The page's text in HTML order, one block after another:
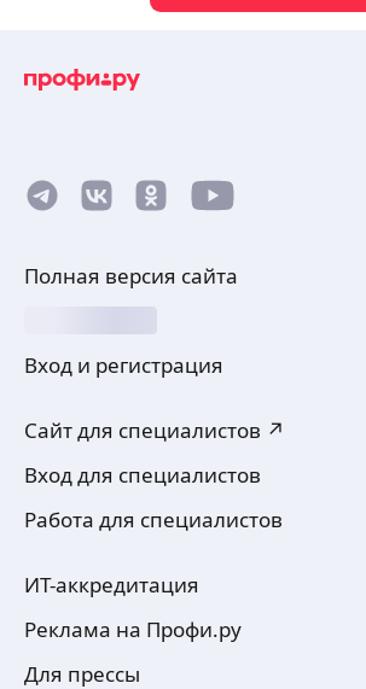
Полная версия сайта
Вход и регистрация
Сайт для специалистов ↗
Вход для специалистов
Работа для специалистов
ИТ-аккредитация
Реклама на Профи.ру
Для прессы